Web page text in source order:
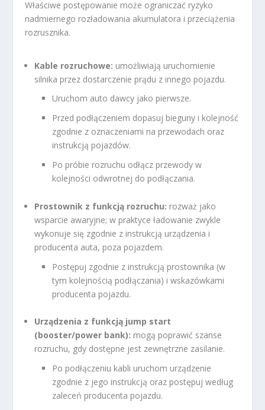
Właściwe postępowanie może ograniczać ryzyko
nadmiernego rozładowania akumulatora i przeciążenia
rozrusznika.
Kable rozruchowe: umożliwiają uruchomienie
silnika przez dostarczenie prądu z innego pojazdu.
Uruchom auto dawcy jako pierwsze.
Przed podłączeniem dopasuj bieguny i kolejność
zgodnie z oznaczeniami na przewodach oraz
instrukcją pojazdów.
Po próbie rozruchu odłącz przewody w
kolejności odwrotnej do podłączania.
Prostownik z funkcją rozruchu: rozważ jako
wsparcie awaryjne; w praktyce ładowanie zwykle
wykonuje się zgodnie z instrukcją urządzenia i
producenta auta, poza pojazdem.
Postępuj zgodnie z instrukcją prostownika (w
tym kolejnością podłączania) i wskazówkami
producenta pojazdu.
Urządzenia z funkcją jump start
(booster/power bank): mogą poprawić szanse
rozruchu, gdy dostępne jest zewnętrzne zasilanie.
Po podłączeniu kabli uruchom urządzenie
zgodnie z jego instrukcją oraz postępuj według
zaleceń producenta pojazdu.